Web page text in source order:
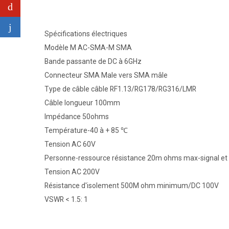
Spécifications électriques
Modèle M AC-SMA-M SMA
Bande passante de DC à 6GHz
Connecteur SMA Male vers SMA mâle
Type de câble câble RF1.13/RG178/RG316/LMR
Câble longueur 100mm
Impédance 50ohms
Température-40 à + 85 ℃
Tension AC 60V
Personne-ressource résistance 20m ohms max-signal et
Tension AC 200V
Résistance d'isolement 500M ohm minimum/DC 100V
VSWR < 1.5: 1